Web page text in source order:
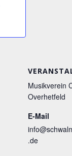
Musikverein
Overhetfeld
E-Mail
.de